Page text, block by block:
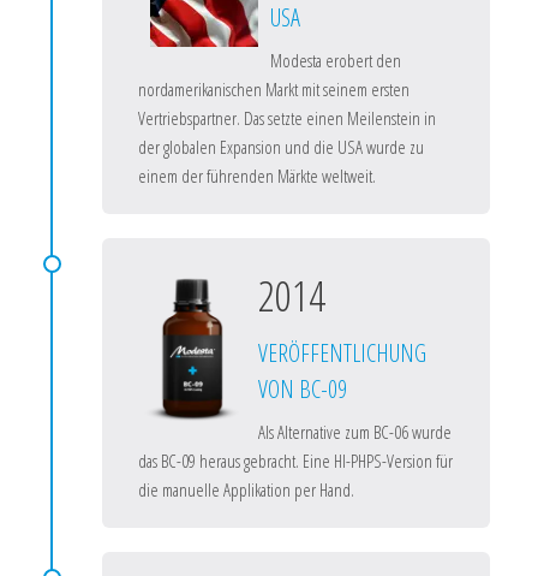
USA
Modesta erobert den
nordamerikanischen Markt mit seinem ersten
Vertriebspartner. Das setzte einen Meilenstein in
der globalen Expansion und die USA wurde zu
einem der führenden Märkte weltweit.
2014
VERÖFFENTLICHUNG
VON BC-09
Als Alternative zum BC-06 wurde
das BC-09 heraus gebracht. Eine HI-PHPS-Version für
die manuelle Applikation per Hand.